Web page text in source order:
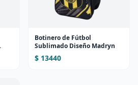
Botinero de Fútbol
Sublimado Diseño Madryn
$ 13440